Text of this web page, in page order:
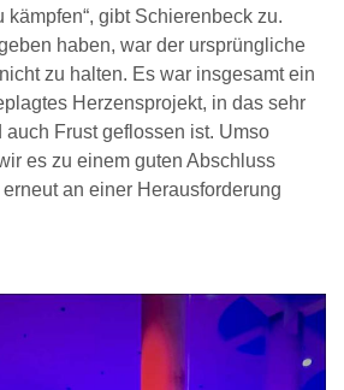
gibt Schierenbeck zu.
haben, war der ursprüngliche
zu halten. Es war insgesamt ein
Herzensprojekt, in das sehr
Frust geflossen ist. Umso
es zu einem guten Abschluss
an einer Herausforderung